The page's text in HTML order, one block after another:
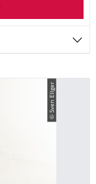
© Sven Ellger